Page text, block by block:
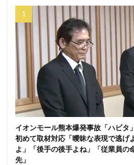
イオンモール熊本爆発事故「ハビタ
初めて取材対応「曖昧な表現で逃げ
よ」「後手の後手よね」「従業員の
先」